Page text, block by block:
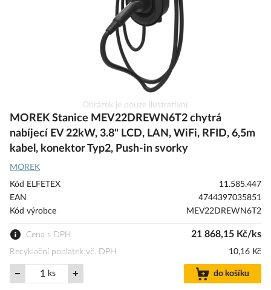
na
začátek
galerie
s
obrázky
Obrázek je pouze ilustrativní.
MOREK Stanice MEV22DREWN6T2 chytrá
nabíjecí EV 22kW, 3.8" LCD, LAN, WiFi, RFID, 6,5m
kabel, konektor Typ2, Push-in svorky
MOREK
Kód ELFETEX
11.585.447
EAN
4744397035851
Kód výrobce
MEV22DREWN6T2
Cena s DPH 21 868,15 Kč/ks
Recyklační poplatek vč. DPH 10,16 Kč
ks do košíku